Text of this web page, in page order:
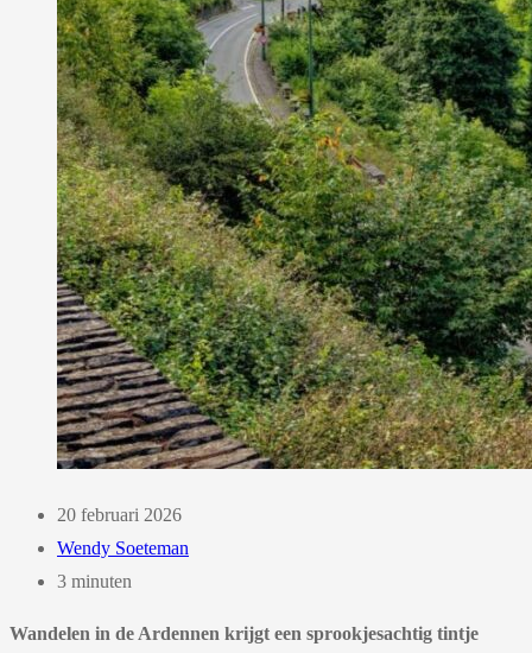
20 februari 2026
Wendy Soeteman
3 minuten
Wandelen in de Ardennen krijgt een sprookjesachtig tintje